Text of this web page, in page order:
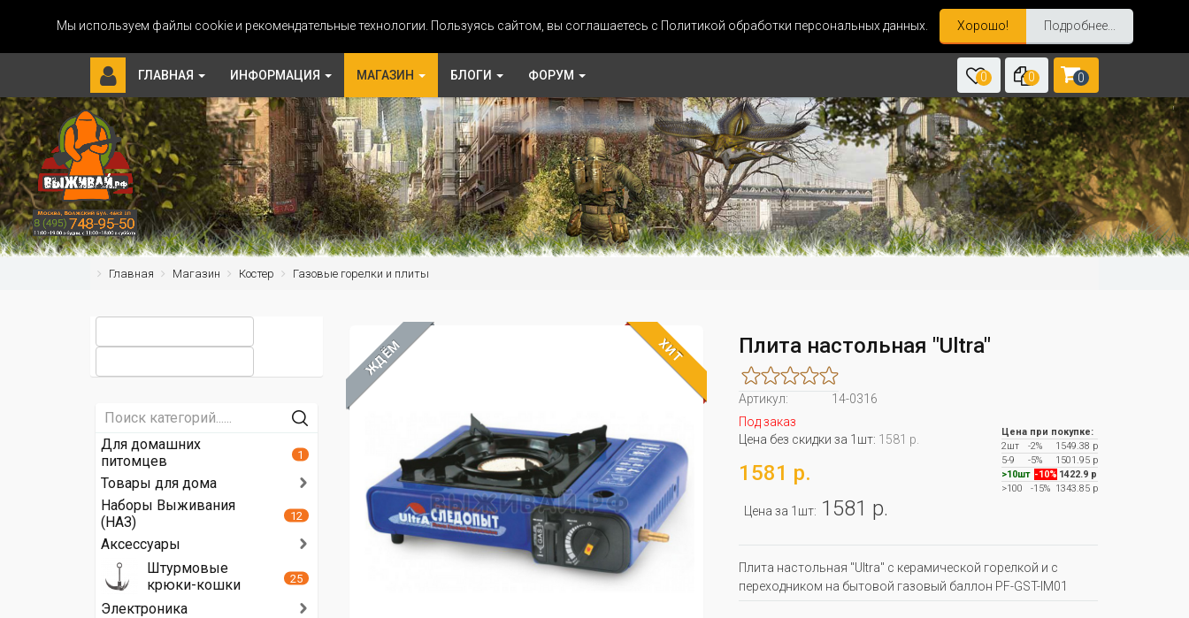
Мы используем файлы cookie и рекомендательные технологии. Пользуясь сайтом, вы соглашаетесь с Политикой обработки персональных данных. Хорошо! Подробнее...
ГЛАВНАЯ ИНФОРМАЦИЯ МАГАЗИН БЛОГИ ФОРУМ 0 0 0
Главная Магазин Костер Газовые горелки и плиты
ЖДЁМ ХИТ Плита настольная "Ultra"
Артикул:
14-0316
Под заказ
Цена без скидки за 1шт: 1581 р.
1581 р.
Цена за 1шт: 1581 р.
Цена при покупке:
2шт
-2%
1549.38 р
5-9
-5%
1501.95 р
>10шт -10% 1422.9 р
>100
-15%1343.85 р
Плита настольная "Ultra" с керамической горелкой и с
переходником на бытовой газовый баллон PF-GST-IM01
Для домашних
питомцев
1
Товары для дома
Наборы Выживания
(НАЗ)
12
Аксессуары
Штурмовые
крюки-кошки
25
Электроника